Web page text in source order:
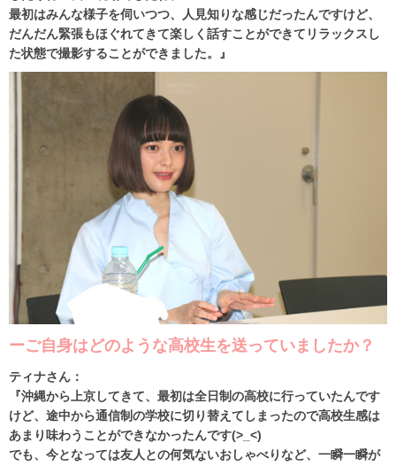
最初はみんな様子を伺いつつ、人見知りな感じだったんですけど、
だんだん緊張もほぐれてきて楽しく話すことができてリラックスし
た状態で撮影することができました。』
ーご自身はどのような高校生を送っていましたか？
ティナさん：
『沖縄から上京してきて、最初は全日制の高校に行っていたんです
けど、途中から通信制の学校に切り替えてしまったので高校生感は
あまり味わうことができなかったんです(>_<)
でも、今となっては友人との何気ないおしゃべりなど、一瞬一瞬が